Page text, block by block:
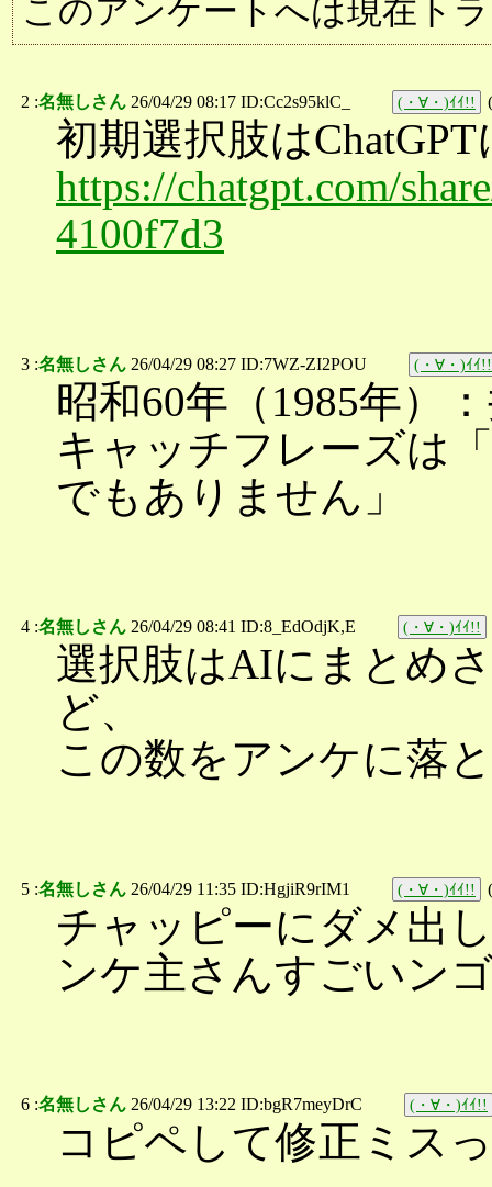
このアンケートへは現在ト
2 :名無しさん 26/04/29 08:17 ID:Cc2s95klC_ (・∀・)ｲｲ!! (
初期選択肢は
https://chatgpt.com/
4100f7d3
3 :名無しさん 26/04/29 08:27 ID:7WZ-ZI2POU (・∀・)ｲｲ!!
昭和60年（1985年）
キャッチフレーズは
でもありません」
4 :名無しさん 26/04/29 08:41 ID:8_EdOdjK,E (・∀・)ｲｲ!!
選択肢はAIにまとめ
ど、
この数をアンケに落
5 :名無しさん 26/04/29 11:35 ID:HgjiR9rIM1 (・∀・)ｲｲ!! (
チャッピーにダメ出
ンケ主さんすごいン
6 :名無しさん 26/04/29 13:22 ID:bgR7meyDrC (・∀・)ｲｲ!!
コピペして修正ミス